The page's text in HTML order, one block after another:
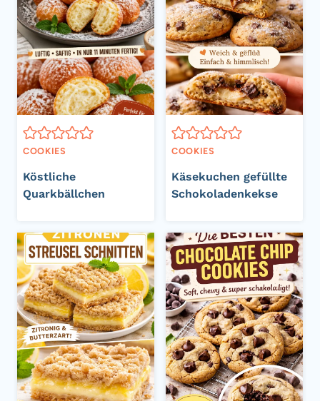
COOKIES
Köstliche
Quarkbällchen
COOKIES
Käsekuchen gefüllte
Schokoladenkekse